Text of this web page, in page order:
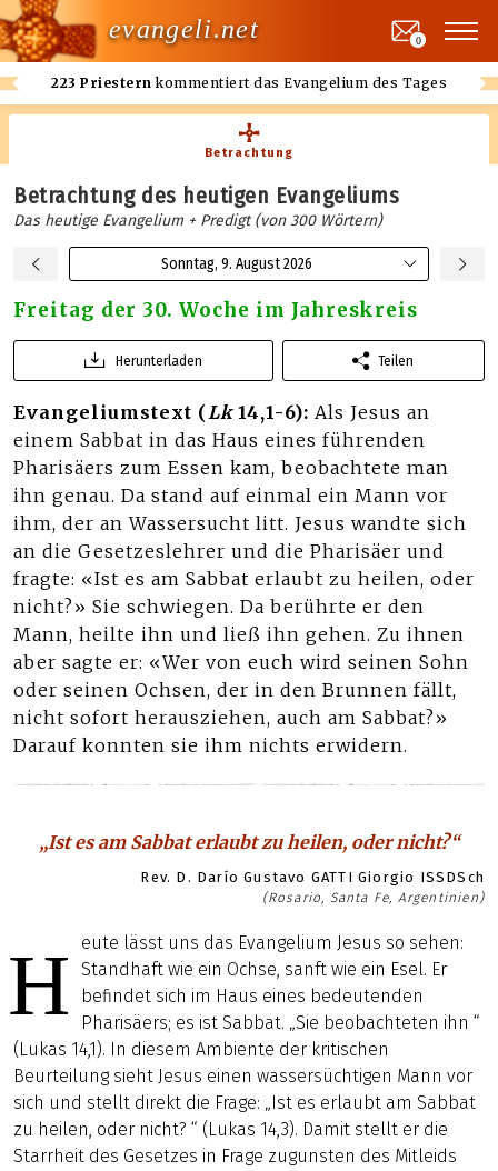
evangeli.net
223 Priestern kommentiert das Evangelium des Tages
0
Betrachtung
Betrachtung des heutigen Evangeliums
Das heutige Evangelium + Predigt (von 300 Wörtern)
Sonntag, 9. August 2026
Freitag der 30. Woche im Jahreskreis
Herunterladen Teilen
Evangeliumstext (Lk14,1-6): Als Jesus an
einem Sabbat in das Haus eines führenden
Pharisäers zum Essen kam, beobachtete man
ihn genau. Da stand auf einmal ein Mann vor
ihm, der an Wassersucht litt. Jesus wandte sich
an die Gesetzeslehrer und die Pharisäer und
fragte: «Ist es am Sabbat erlaubt zu heilen, oder
nicht?» Sie schwiegen. Da berührte er den
Mann, heilte ihn und ließ ihn gehen. Zu ihnen
aber sagte er: «Wer von euch wird seinen Sohn
oder seinen Ochsen, der in den Brunnen fällt,
nicht sofort herausziehen, auch am Sabbat?»
Darauf konnten sie ihm nichts erwidern.
„Ist es am Sabbat erlaubt zu heilen, oder nicht?“
Rev. D. Darío Gustavo GATTI Giorgio ISSDSch
(Rosario, Santa Fe, Argentinien)
H
eute lässt uns das Evangelium Jesus so sehen:
Standhaft wie ein Ochse, sanft wie ein Esel. Er
befindet sich im Haus eines bedeutenden
Pharisäers; es ist Sabbat. „Sie beobachteten ihn “
(Lukas 14,1). In diesem Ambiente der kritischen
Beurteilung sieht Jesus einen wassersüchtigen Mann vor
sich und stellt direkt die Frage: „Ist es erlaubt am Sabbat
zu heilen, oder nicht? “ (Lukas 14,3). Damit stellt er die
Starrheit des Gesetzes in Frage zugunsten des Mitleids